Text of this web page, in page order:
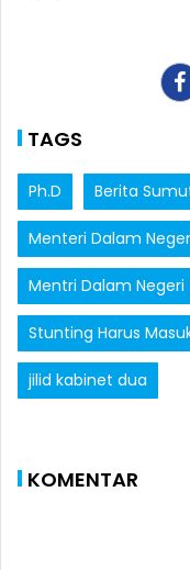
TAGS
Ph.D Berita
Menteri Dalam
Mentri Dalam Negeri
Stunting Harus
jilid kabinet dua
KOMENTAR